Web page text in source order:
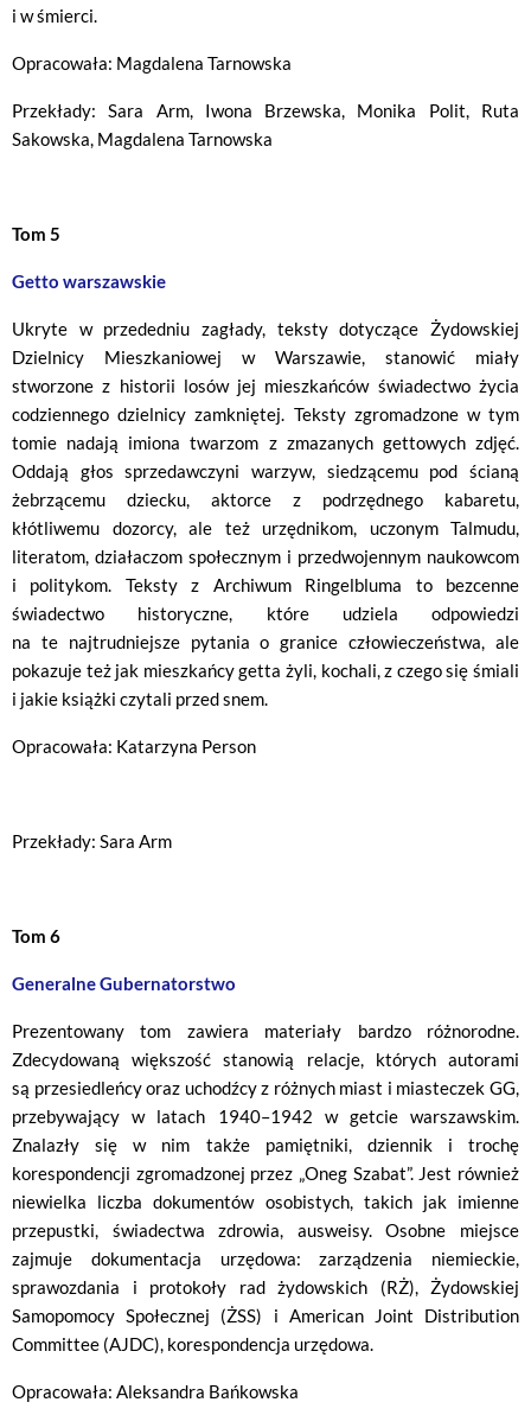
i w śmierci.
Opracowała: Magdalena Tarnowska
Przekłady: Sara Arm, Iwona Brzewska, Monika Polit, Ruta
Sakowska, Magdalena Tarnowska
Tom 5
Getto warszawskie
Ukryte w przededniu zagłady, teksty dotyczące Żydowskiej
Dzielnicy Mieszkaniowej w Warszawie, stanowić miały
stworzone z historii losów jej mieszkańców świadectwo życia
codziennego dzielnicy zamkniętej. Teksty zgromadzone w tym
tomie nadają imiona twarzom z zmazanych gettowych zdjęć.
Oddają głos sprzedawczyni warzyw, siedzącemu pod ścianą
żebrzącemu dziecku, aktorce z podrzędnego kabaretu,
kłótliwemu dozorcy, ale też urzędnikom, uczonym Talmudu,
literatom, działaczom społecznym i przedwojennym naukowcom
i politykom. Teksty z Archiwum Ringelbluma to bezcenne
świadectwo historyczne, które udziela odpowiedzi
na te najtrudniejsze pytania o granice człowieczeństwa, ale
pokazuje też jak mieszkańcy getta żyli, kochali, z czego się śmiali
i jakie książki czytali przed snem.
Opracowała: Katarzyna Person
Przekłady: Sara Arm
Tom 6
Generalne Gubernatorstwo
Prezentowany tom zawiera materiały bardzo różnorodne.
Zdecydowaną większość stanowią relacje, których autorami
są przesiedleńcy oraz uchodźcy z różnych miast i miasteczek GG,
przebywający w latach 1940–1942 w getcie warszawskim.
Znalazły się w nim także pamiętniki, dziennik i trochę
korespondencji zgromadzonej przez „Oneg Szabat”. Jest również
niewielka liczba dokumentów osobistych, takich jak imienne
przepustki, świadectwa zdrowia, ausweisy. Osobne miejsce
zajmuje dokumentacja urzędowa: zarządzenia niemieckie,
sprawozdania i protokoły rad żydowskich (RŻ), Żydowskiej
Samopomocy Społecznej (ŻSS) i American Joint Distribution
Committee (AJDC), korespondencja urzędowa.
Opracowała: Aleksandra Bańkowska